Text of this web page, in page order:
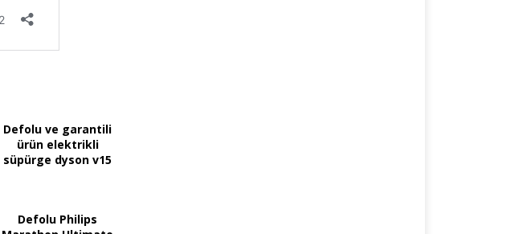
Defolu ve garantili
ürün elektrikli
süpürge dyson v15
Defolu Philips